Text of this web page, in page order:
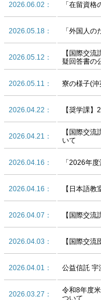
2026.06.02： 「在留資
2026.05.18： 「外国人の
2026.05.12：
【国際交
疑回答書の
2026.05.11： 寮の様子(沖
2026.04.22： 【奨学課
2026.04.21：
【国際交
いて
2026.04.16： 「2026年
2026.04.16： 【日本語
2026.04.07： 【国際交
2026.04.03： 【国際交
2026.04.01： 公益信託 宇
2026.03.27：
令和8年度
ついて